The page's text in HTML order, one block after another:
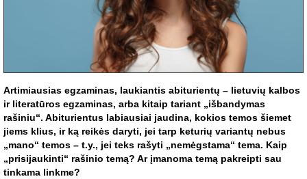
Artimiausias egzaminas, laukiantis abiturientų – lietuvių kalbos
ir literatūros egzaminas, arba kitaip tariant „išbandymas
rašiniu“. Abiturientus labiausiai jaudina, kokios temos šiemet
jiems klius, ir ką reikės daryti, jei tarp keturių variantų nebus
„mano“ temos – t.y., jei teks rašyti „nemėgstama“ tema. Kaip
„prisijaukinti“ rašinio temą? Ar įmanoma temą pakreipti sau
tinkama linkme?